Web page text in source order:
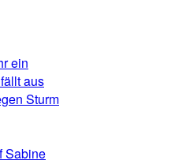
ein
aus
Sturm
Sabine